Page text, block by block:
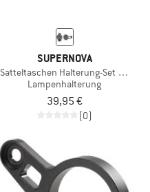
SUPERNOVA
Satteltaschen Halterung-Set für
Lampenhalterung
39,95 €
(0)